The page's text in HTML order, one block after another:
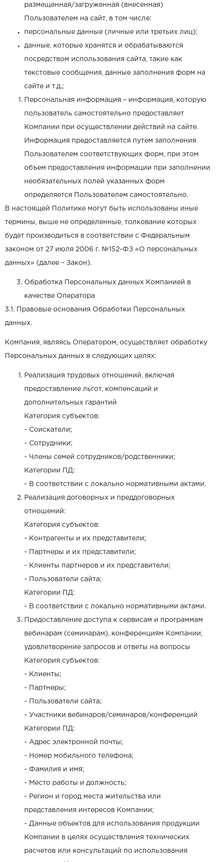
размещенная/загруженная (внесенная)
Пользователем на сайт, в том числе:
персональные данные (личные или третьих лиц);
данные, которые хранятся и обрабатываются
посредством использования сайта, такие как
текстовые сообщения, данные заполнения форм на
сайте и т.д.;
Персональная информация – информация, которую
пользователь самостоятельно предоставляет
Компании при осуществлении действий на сайте.
Информация предоставляется путем заполнения
Пользователем соответствующих форм, при этом
объем предоставления информации при заполнении
необязательных полей указанных форм
определяется Пользователем самостоятельно.
В настоящей Политике могут быть использованы иные
термины, выше не определенные, толкование которых
будет производиться в соответствии с Федеральным
законом от 27 июля 2006 г. №152-ФЗ «О персональных
данных» (далее – Закон).
Обработка Персональных данных Компанией в
качестве Оператора
3.1. Правовые основания Обработки Персональных
данных.
Компания, являясь Оператором, осуществляет обработку
Персональных данных в следующих целях:
Реализация трудовых отношений, включая
предоставление льгот, компенсаций и
дополнительных гарантий
Категория субъектов:
- Соискатели;
- Сотрудники;
- Члены семей сотрудников/родственники;
Категории ПД:
- В соответствии с локально нормативными актами.
Реализация договорных и преддоговорных
отношений:
Категория субъектов:
- Контрагенты и их представители;
- Партнеры и их представители;
- Клиенты партнеров и их представители;
- Пользователи сайта;
Категории ПД:
- В соответствии с локально нормативными актами.
Предоставление доступа к сервисам и программам
вебинарам (семинарам), конференциям Компании,
удовлетворение запросов и ответы на вопросы
Категория субъектов:
- Клиенты;
- Партнеры;
- Пользователи сайта;
- Участники вебинаров/семинаров/конференций
Категории ПД:
- Адрес электронной почты;
- Номер мобильного телефона;
- Фамилия и имя;
- Место работы и должность;
- Регион и город места жительства или
представления интересов Компании;
- Данные объектов для использования продукции
Компании в целях осуществления технических
расчетов или консультаций по использования